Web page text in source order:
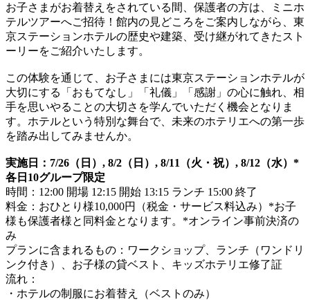
お子さまがお着替えをされている間、保護者の方は、ミニホ
テルツアーへご招待！館内の見どころをご案内しながら、東
京ステーションホテルの歴史や建築、受け継がれてきたスト
ーリーをご紹介いたします。
この体験を通じて、お子さまには東京ステーションホテルが
大切にする「おもてなし」「礼儀」「感謝」の心に触れ、相
手を思いやることの大切さを学んでいただく機会となりま
す。ホテルという特別な舞台で、未来のホテリエへの第一歩
を踏み出してみませんか。
実施日：7/26（日）, 8/2（日）, 8/11（火・祝）, 8/12（水）*
各日10グループ限定
時間：12:00 開場 12:15 開始 13:15 ランチ 15:00 終了
料金：おひとり様10,000円（税金・サービス料込み）*お子
様も保護者様と同料金となります。*オンライン事前決済の
み
プランに含まれるもの：ワークショップ、ランチ（ワンドリ
ンク付き）、お子様の貸ベスト、キッズホテリエ修了証
流れ：
・ホテルの制服にお着替え（ベストのみ）